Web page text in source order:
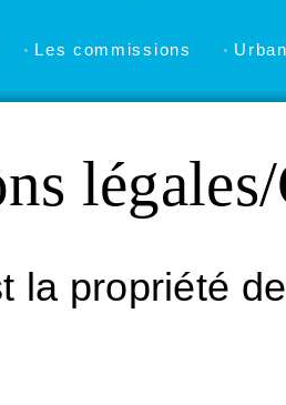
Les commissions
la propriété